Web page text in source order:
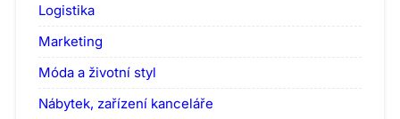
Logistika
Marketing
Móda a životní styl
Nábytek, zařízení kanceláře